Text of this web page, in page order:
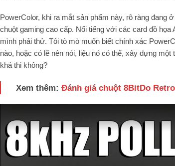
PowerColor, khi ra mắt sản phẩm này, rõ ràng
chuột gaming cao cấp. Nổi tiếng với các card đồ
mình phải thử. Tôi tò mò muốn biết chính xác
nào, hoặc có lẽ nên nói, liệu nó có thể, xây dựng
khả thi không?
Xem thêm: Đánh giá chuột 8BitDo